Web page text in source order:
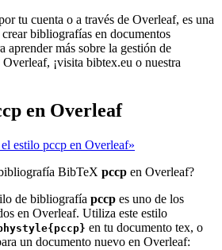
tu cuenta o a través de Overleaf, es una
bibliografías en documentos
aprender más sobre la gestión de
¡visita bibtex.eu o nuestra
en Overleaf
estilo pccp en Overleaf»
BibTeX pccp en Overleaf?
de bibliografía pccp es uno de los
en Overleaf. Utiliza este estilo
en tu documento tex, o
un documento nuevo en Overleaf: